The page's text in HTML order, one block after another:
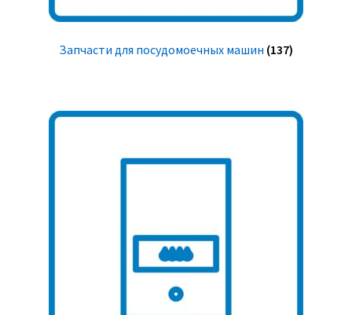
Запчасти для посудомоечных машин (137)